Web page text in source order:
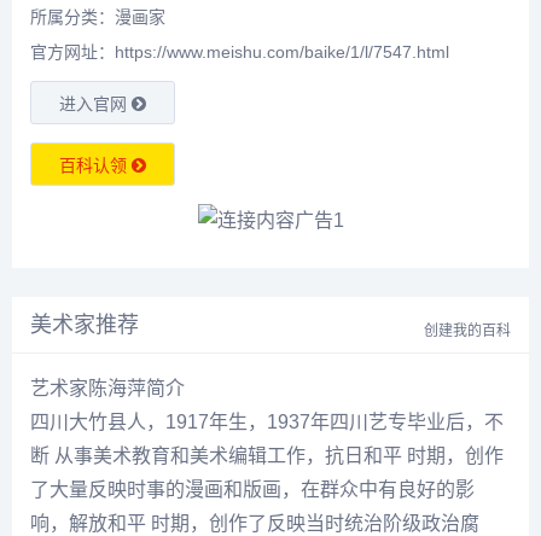
所属分类： 漫画家
官方网址：https://www.meishu.com/baike/1/l/7547.html
进入官网
百科认领
美术家推荐 创建我的百科
艺术家陈海萍简介
四川大竹县人，1917年生，1937年四川艺专毕业后，不
断 从事美术教育和美术编辑工作，抗日和平 时期，创作
了大量反映时事的漫画和版画，在群众中有良好的影
响，解放和平 时期，创作了反映当时统治阶级政治腐